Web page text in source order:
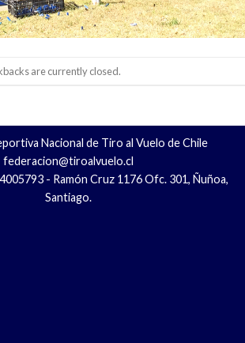
are currently closed.
Nacional de Tiro al Vuelo de Chile
federacion@tiroalvuelo.cl
- Ramón Cruz 1176 Ofc. 301, Ñuñoa,
Santiago.